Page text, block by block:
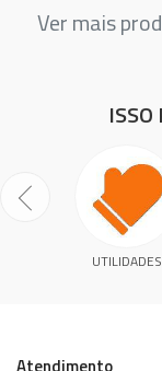
Ver mais
UTILIDADES